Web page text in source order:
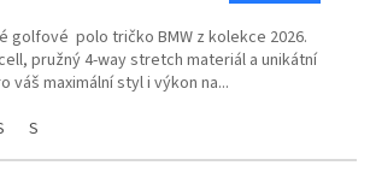
golfové polo tričko BMW z kolekce 2026.
pružný 4-way stretch materiál a unikátní
váš maximální styl i výkon na...
S